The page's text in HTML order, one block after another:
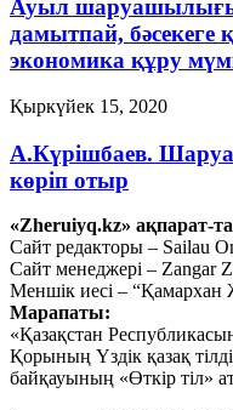
Ауыл
дамытпай, бәсекеге
экономика құру
Қыркүйек 15, 2020
А.Күрішбаев.
көріп отыр
Қыркүйек 14, 2020
Қысқасы, «полный
Қыркүйек 10, 2020
Тағы оқу
«Zheruiyq.kz» ақпарат-
Сайт редакторы – Sailau
Сайт менеджері – Zangar
Меншік иесі –
Марапаты:
«Қазақстан
Қорының Үздік қазақ
байқауының «Өткір тіл»